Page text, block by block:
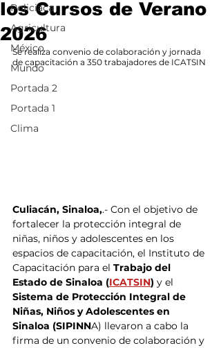
Policiaca
Agricultura
México
Mundo
Portada 2
Portada 1
Clima
los Cursos de Verano
2026
Se realiza convenio de colaboración y jornada
de capacitación a 350 trabajadores de ICATSIN
Culiacán, Sinaloa,.- Con el objetivo de
fortalecer la protección integral de
niñas, niños y adolescentes en los
espacios de capacitación, el Instituto de
Capacitación para el Trabajo del
Estado de Sinaloa (ICATSIN) y el
Sistema de Protección Integral de
Niñas, Niños y Adolescentes en
Sinaloa (SIPINNA) llevaron a cabo la
firma de un convenio de colaboración y